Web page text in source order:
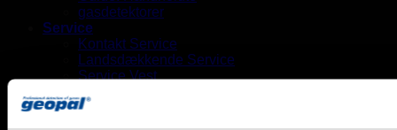
gasdetektorer
Service
Kontakt Service
Landsdækkende Service
Service Vest
Vagtordning